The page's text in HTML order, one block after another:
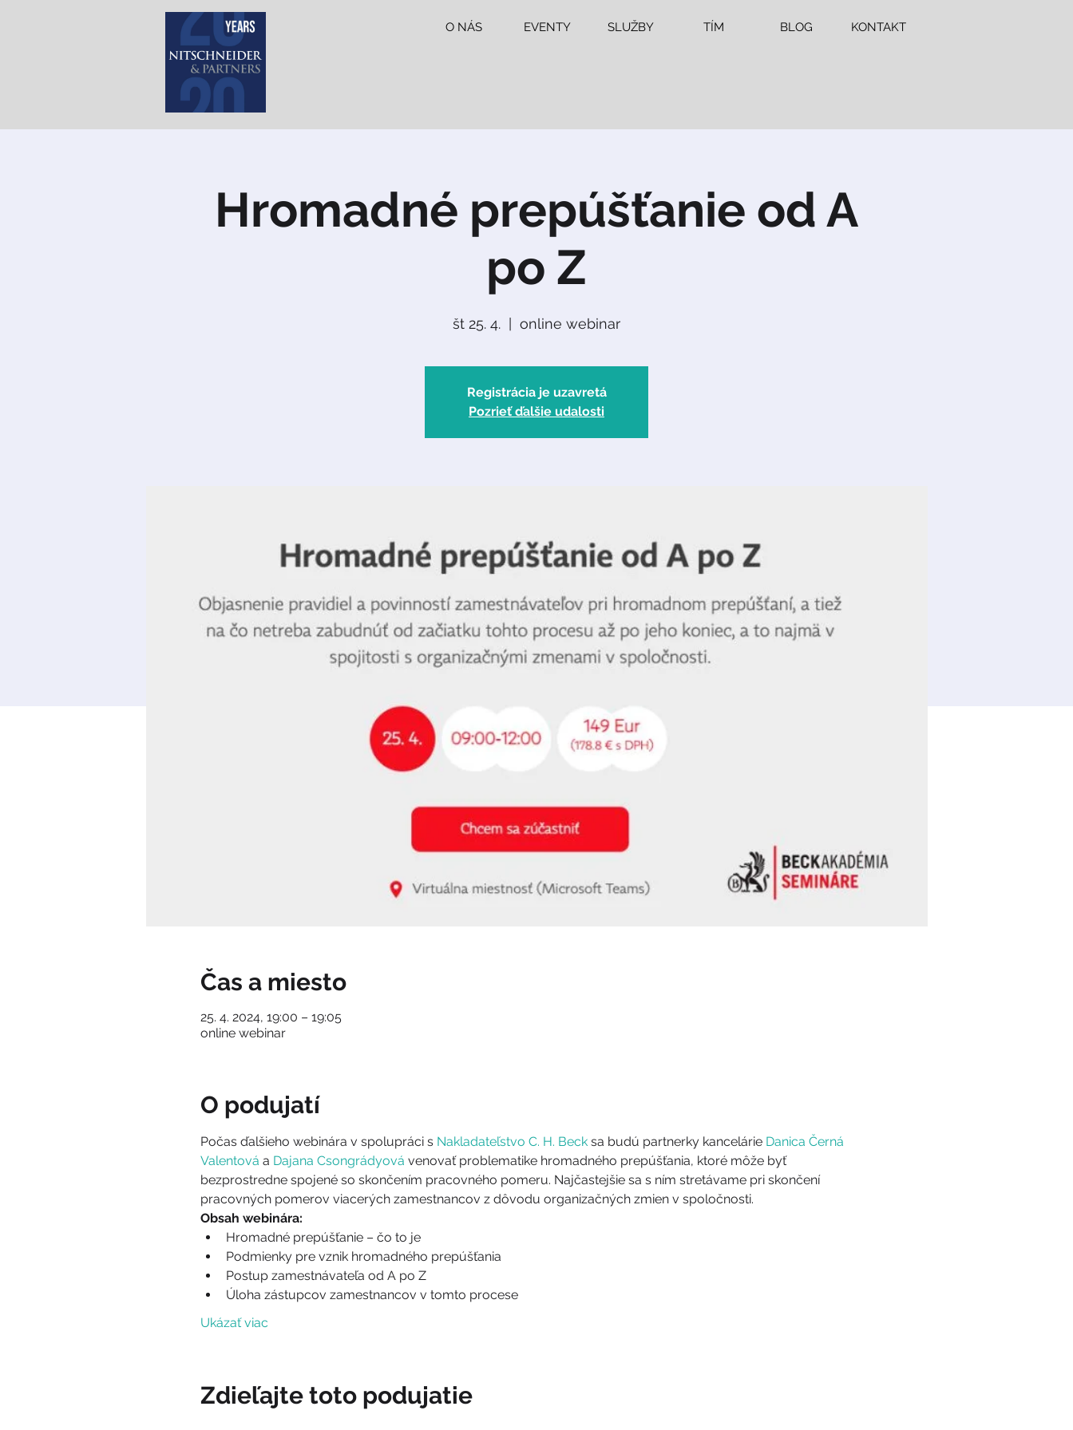
O NÁS EVENTY SLUŽBY TÍM BLOG KONTAKT
Hromadné prepúšťanie od A
po Z
št 25. 4. online webinar
Registrácia je uzavretá
Pozrieť ďalšie udalosti
Čas a miesto
25. 4. 2024, 19:00 – 19:05
online webinar
O podujatí
Počas ďalšieho webinára v spolupráci s Nakladateľstvo C. H. Beck sa budú partnerky kancelárie Danica Černá
Valentová a Dajana Csongrádyová venovať problematike hromadného prepúšťania, ktoré môže byť
bezprostredne spojené so skončením pracovného pomeru. Najčastejšie sa s ním stretávame pri skončení
pracovných pomerov viacerých zamestnancov z dôvodu organizačných zmien v spoločnosti.
Obsah webinára:
Hromadné prepúšťanie – čo to je
Podmienky pre vznik hromadného prepúšťania
Postup zamestnávateľa od A po Z
Úloha zástupcov zamestnancov v tomto procese
Ukázať viac
Zdieľajte toto podujatie